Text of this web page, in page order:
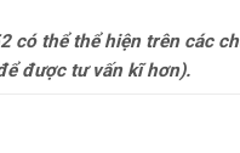
có thể thể hiện trên các
được tư vấn kĩ hơn).